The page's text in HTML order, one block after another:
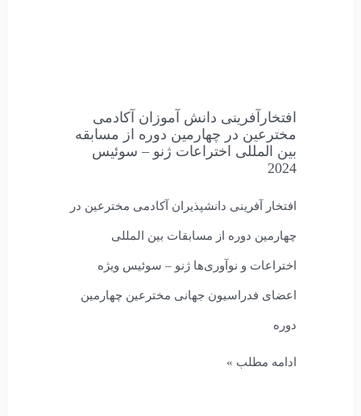
افتخارآفرینی دانش آموزان آکادمی
مخترعین در چهارمین دوره از مسابقه
بین المللی اختراعات ژنو – سوئیس
2024
افتخار آفرینی دانشپذیران آکادمی مخترعین در
چهارمین دوره از مسابقات بین المللی
اختراعات و نوآوری‌ها ژنو – سوئیس ويژه
اعضای فدراسیون جهانی مخترعین چهارمین
دوره
ادامه مطلب »